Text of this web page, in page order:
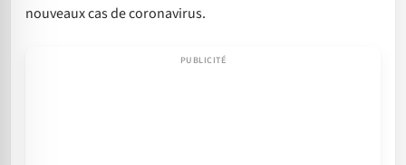
nouveaux cas de coronavirus.